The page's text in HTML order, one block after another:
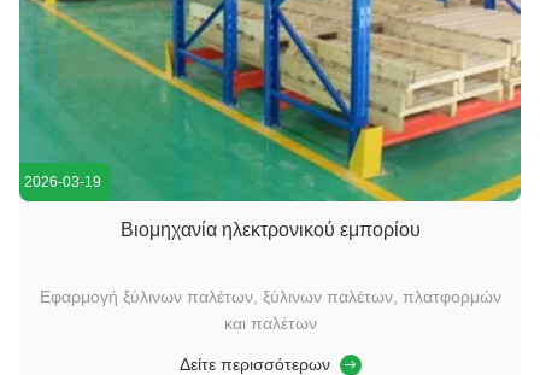
2026-03-19
Βιομηχανία ηλεκτρονικού εμπορίου
Εφαρμογή ξύλινων παλέτων, ξύλινων παλέτων, πλατφορμών
και παλέτων
Δείτε περισσότερων